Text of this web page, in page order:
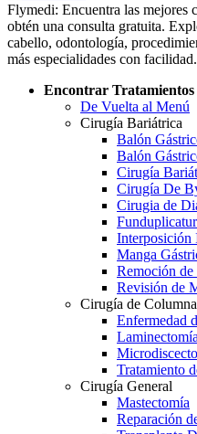
Flymedi: Encuentra las mejores
obtén una consulta gratuita.
cabello, odontología,
más especialidades con facilidad.
Encontrar Tratamientos
De Vuelta al Menú
Cirugía Bariátrica
Balón
Balón
Cirugía
Cirugía De
Cirugia de
Interposición
Manga
Remoción de
Revisión de
Cirugía de Columna
Enfermedad
Laminectomía
Tratamiento
Cirugía General
Mastectomía
Reparación